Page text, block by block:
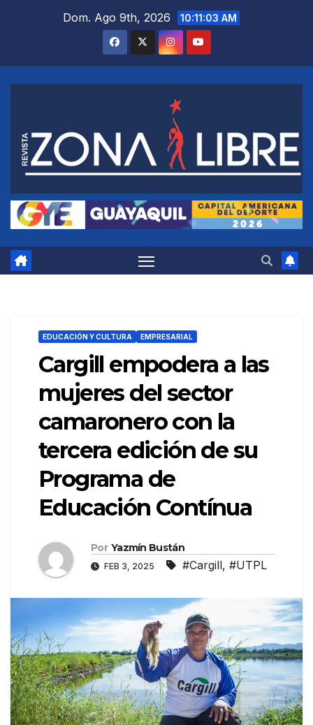
Dom. Ago 9th, 2026 10:11:04 AM
EDUCACIÓN Y CULTURA EMPRESARIAL
Cargill empodera a las
mujeres del sector
camaronero con la
tercera edición de su
Programa de
Educación Contínua
Por Yazmín Bustán
FEB 3, 2025 #Cargill, #UTPL